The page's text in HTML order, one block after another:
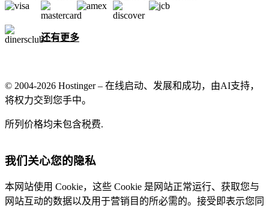
还有更多
© 2004-2026 Hostinger – 在线启动、发展和成功，由AI支持，
将权力交到您手中。
所列价格均未包含税费.
我们关心您的隐私
本网站使用 Cookie，这些 Cookie 是网站正常运行、获取您与
网站互动的数据以及用于营销目的所必需的。接受即表示您同